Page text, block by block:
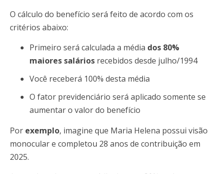
O cálculo do benefício será feito de acordo com os
critérios abaixo:
Primeiro será calculada a média dos 80%
maiores salários recebidos desde julho/1994
Você receberá 100% desta média
O fator previdenciário será aplicado somente se
aumentar o valor do benefício
Por exemplo, imagine que Maria Helena possui visão
monocular e completou 28 anos de contribuição em
2025.